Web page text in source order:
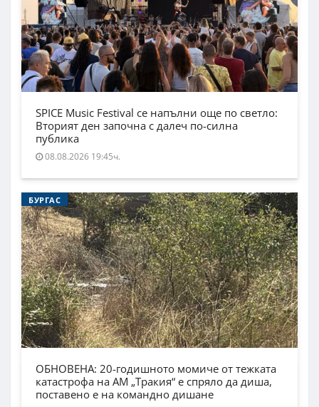
SPICE Music Festival се напълни още по светло:
Вторият ден започна с далеч по-силна
публика
08.08.2026 19:45ч.
БУРГАС
ОБНОВЕНА: 20-годишното момиче от тежката
катастрофа на АМ „Тракия“ е спряло да диша,
поставено е на командно дишане